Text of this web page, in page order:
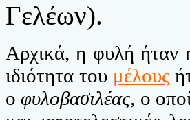
Γελέων).
Αρχικά, η φυλή ήταν
ιδιότητα του μέλους
οφυλοβασιλέας, ο